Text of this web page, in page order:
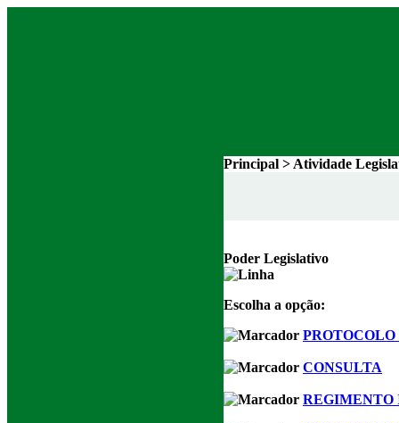
Principal > Atividade
Poder Legislativo
Escolha a opção:
CONSULTA
REGIMENTO